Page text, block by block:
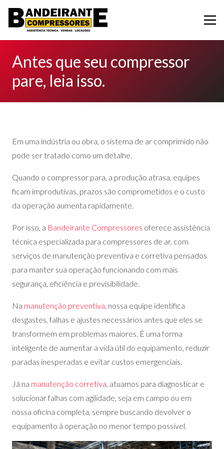
Antes que seu compressor
pare, leia isso.
Em uma indústria ou obra, o sistema de ar comprimido não
pode ser tratado como um detalhe.
Quando o compressor para, a produção atrasa, equipes
ficam improdutivas, prazos são comprometidos e o custo
da operação aumenta rapidamente.
Por isso, a Bandeirante Compressores oferece assistência
técnica especializada para compressores de ar, com
serviços de manutenção preventiva e corretiva pensados
para manter sua operação funcionando com mais
segurança, eficiência e previsibilidade.
Na manutenção preventiva, nossa equipe identifica
desgastes, falhas e ajustes necessários antes que eles se
transformem em problemas maiores. É uma forma
inteligente de aumentar a vida útil do equipamento, reduzir
paradas inesperadas e evitar custos emergenciais.
Já na manutenção corretiva, atuamos para diagnosticar e
solucionar falhas com agilidade, seja em campo ou em
nossa oficina completa, sempre buscando devolver o
equipamento à operação no menor tempo possível.